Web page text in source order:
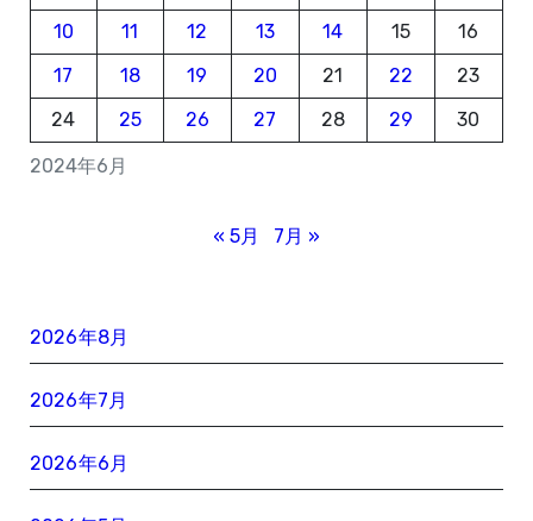
2024年6月
10
11 12 13 14 15
16
17
18 19 20 21 22
23
24
25 26 27 28 29 30
« 5月 7月 »
2026年8月
2026年7月
2026年6月